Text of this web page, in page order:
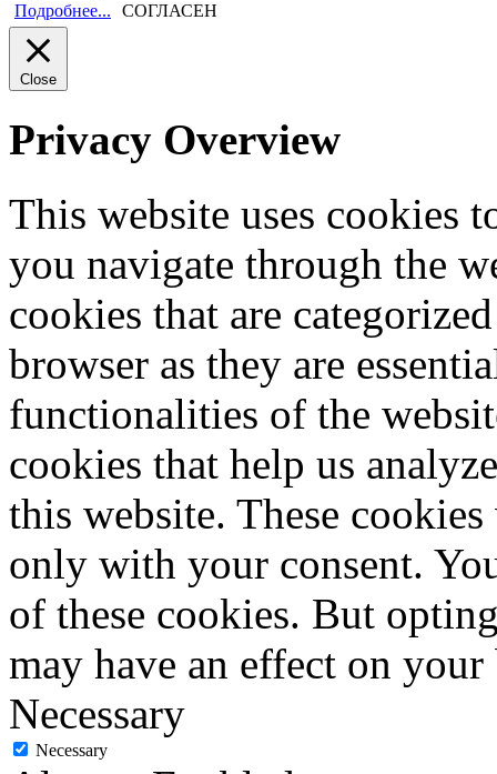
Подробнее... СОГЛАСЕН
Close
Privacy Overview
This website uses cookies
you navigate through the
cookies that are
browser as they are
functionalities of the
cookies that help us
this website. These
only with your consent.
of these cookies. But
may have an effect on
Necessary
Necessary